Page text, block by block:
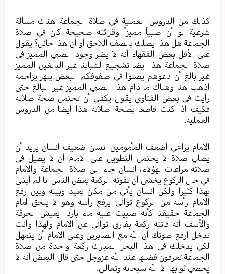
كذلك من الدروس العملية في صلاة الجماعة هناك مسألة
شرعية لو أن صبياً مميزاً وقرائته صحيحة كان في صلاة
الجماعة هل هذا يصلك بالصف اللاحق أو أن هذا حائل؟ يقول
على الأقل بعض الفقهاء أنه لا يضر وجود الصبي المميز في
صلاة الجماعة هذا ايضا تشجيع لشبابنا غير البالغين المميز
غير بالغ أن دعوهم يصلوا في صفوفكم البعض ينهر يزاحمه
اذهب هنا وهناك ما دام هذا الصبي المميز غير البالغ حتى
رأيت في بعض الفتاوى يقول يكفي أن تحتمل صحة صلاته
فكيف اذا كنت قاطعا بصحة صلاته هذا ايضا من الدروس
العمليه.
الامام يراعي أضعف المأمومين انسان ضعيف انسان يريد أن
يصلي صلاة لا يحتمل التطويل على الامام أن لا يطيل في
صلاته مراعات لهؤلاء، انسان جاء الى صلاة الجماعة والامام
في حال الركوع يخشى أن تفوته الركعة بعض الناس انا لم أبتلى
بهذا كثيرا ولكن انسان يأتي من مكان بعيد وبينه وبين رفع
الامام رأسه من الركوع ثواني يرفع رأسه وهو لا يلحق امام
الجماعة حقيقتا كأنه صبيت عليه ماء باردا يعيش الحرقة
والأسف أنه فاتته ركعة بفارق ثواني عن الامام ولهذا وأنت
تدخل ارفع صوتك أن الله مع الصابرين وعلى الامام أن يتمهل
لكي يدخلك في هذا البحر المبارك ركعة واحدة من صلاة
الجماعة تعرفون فضلها عند الله عزوجل حتى قال البعض أنه لا
يحصي ثوابها الا الله سبحانه وتعالى.